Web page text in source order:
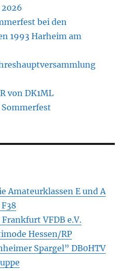
bei den
1993 Harheim am
von DK1ML
Amateurklassen E und A
VFDB e.V.
Hessen/RP
Spargel” DB0HTV